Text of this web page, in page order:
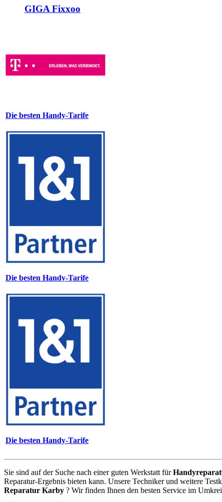
GIGA Fixxoo
Die besten Handy-Tarife
Die besten Handy-Tarife
Die besten Handy-Tarife
Sie sind auf der Suche nach einer guten Werkstatt für
Reparatur-Ergebnis bieten kann. Unsere Techniker und weitere
Reparatur Karby ? Wir finden Ihnen den besten Service im